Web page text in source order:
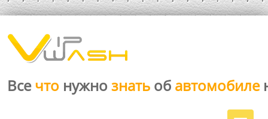
Все что нужно знать об автомобиле